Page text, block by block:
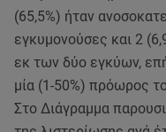
(65,5%) ήταν
εγκυμονούσες και 2
εκ των δύο εγκύων,
μία (1-50%) πρόωρος
Στο Διάγραμμα